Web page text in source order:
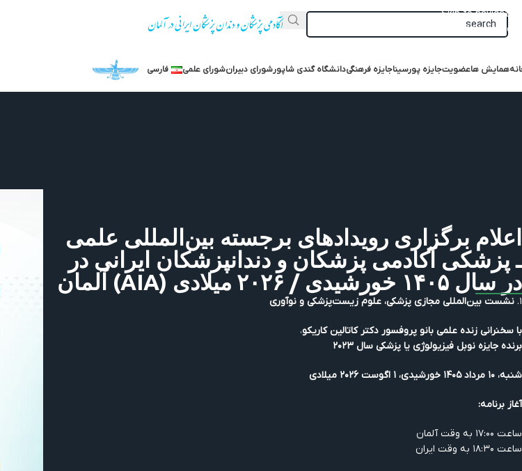
Skip to navigation
Skip to main content
همایش هاعضویتجایزه پورسیناجایزه فرهنگی‌دانشگاه گندی شاپورشورای دبیرانشورای علمی‌ فارسی
اعلام برگزاری رویدادهای برجسته بین‌المللی علمی
ـ پزشکی آکادمی پزشکان و دندانپزشکان ایرانی در
آلمان (AIA) در سال ۱۴۰۵ خورشیدی / ۲۰۲۶
میلادی
۱. نشست بین‌المللی مجازی پزشکی، علوم زیست‌پزشکی و نوآوری
با سخنرانی زنده علمی بانو پروفسور دکتر کاتالین کاریکو،
برنده جایزه نوبل فیزیولوژی یا پزشکی سال ۲۰۲۳
شنبه، ۱۰ مرداد ۱۴۰۵ خورشیدی، ۱ اگوست ۲۰۲۶ میلادی
آغاز برنامه:
ساعت ۱۷:۰۰ به وقت آلمان
ساعت ۱۸:۳۰ به وقت ایران